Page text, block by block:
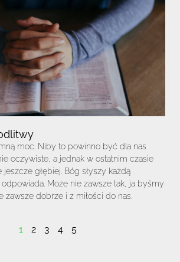
moc. Niby to powinno być dla nas
oczywiste, a jednak w ostatnim czasie
głębiej. Bóg słyszy każdą
Może nie zawsze tak, ja byśmy
zawsze dobrze i z miłości do nas.
1 2 3 4 5